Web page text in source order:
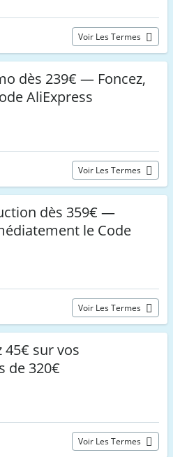
Voir Les Termes
dès 239€ — Foncez,
AliExpress
Voir Les Termes
dès 359€ —
le Code
Voir Les Termes
45€ sur vos
de 320€
Voir Les Termes